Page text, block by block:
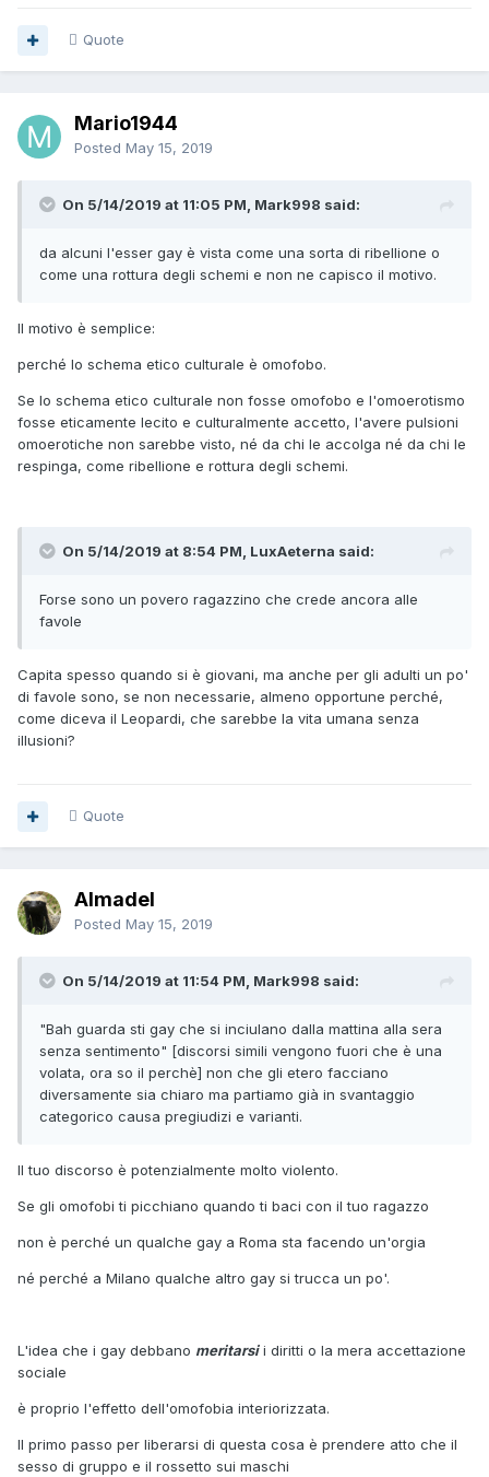
Quote
Mario1944
Posted May 15, 2019
On 5/14/2019 at 11:05 PM, Mark998 said:
da alcuni l'esser gay è vista come una sorta di ribellione o
come una rottura degli schemi e non ne capisco il motivo.
Il motivo è semplice:
perché lo schema etico culturale è omofobo.
Se lo schema etico culturale non fosse omofobo e l'omoerotismo
fosse eticamente lecito e culturalmente accetto, l'avere pulsioni
omoerotiche non sarebbe visto, né da chi le accolga né da chi le
respinga, come ribellione e rottura degli schemi.
On 5/14/2019 at 8:54 PM, LuxAeterna said:
Forse sono un povero ragazzino che crede ancora alle
favole
Capita spesso quando si è giovani, ma anche per gli adulti un po'
di favole sono, se non necessarie, almeno opportune perché,
come diceva il Leopardi, che sarebbe la vita umana senza
illusioni?
Quote
Almadel
Posted May 15, 2019
On 5/14/2019 at 11:54 PM, Mark998 said:
"Bah guarda sti gay che si inciulano dalla mattina alla sera
senza sentimento" [discorsi simili vengono fuori che è una
volata, ora so il perchè] non che gli etero facciano
diversamente sia chiaro ma partiamo già in svantaggio
categorico causa pregiudizi e varianti.
Il tuo discorso è potenzialmente molto violento.
Se gli omofobi ti picchiano quando ti baci con il tuo ragazzo
non è perché un qualche gay a Roma sta facendo un'orgia
né perché a Milano qualche altro gay si trucca un po'.
L'idea che i gay debbano meritarsii diritti o la mera accettazione
sociale
è proprio l'effetto dell'omofobia interiorizzata.
Il primo passo per liberarsi di questa cosa è prendere atto che il
sesso di gruppo e il rossetto sui maschi